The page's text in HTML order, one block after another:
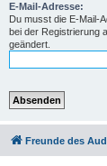
E-Mail-Adresse:
Du musst die E-Mail-
bei der Registrierung
geändert.
Freunde des